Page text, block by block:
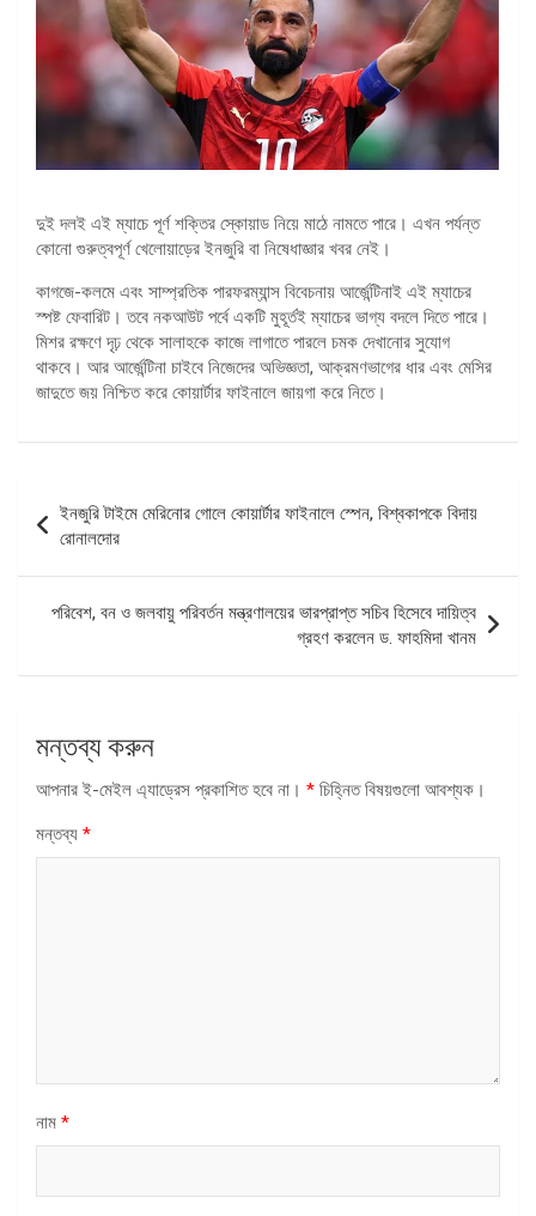
দুই দলই এই ম্যাচে পূর্ণ শক্তির স্কোয়াড নিয়ে মাঠে নামতে পারে। এখন পর্যন্ত
কোনো গুরুত্বপূর্ণ খেলোয়াড়ের ইনজুরি বা নিষেধাজ্ঞার খবর নেই।
কাগজে-কলমে এবং সাম্প্রতিক পারফরম্যান্স বিবেচনায় আর্জেন্টিনাই এই ম্যাচের
স্পষ্ট ফেবারিট। তবে নকআউট পর্বে একটি মুহূর্তই ম্যাচের ভাগ্য বদলে দিতে পারে।
মিশর রক্ষণে দৃঢ় থেকে সালাহকে কাজে লাগাতে পারলে চমক দেখানোর সুযোগ
থাকবে। আর আর্জেন্টিনা চাইবে নিজেদের অভিজ্ঞতা, আক্রমণভাগের ধার এবং মেসির
জাদুতে জয় নিশ্চিত করে কোয়ার্টার ফাইনালে জায়গা করে নিতে।
ন্যাভিগেশন
ইনজুরি টাইমে মেরিনোর গোলে কোয়ার্টার ফাইনালে স্পেন, বিশ্বকাপকে বিদায়
রোনালদোর
পরিবেশ, বন ও জলবায়ু পরিবর্তন মন্ত্রণালয়ের ভারপ্রাপ্ত সচিব হিসেবে দায়িত্ব
গ্রহণ করলেন ড. ফাহমিদা খানম
মন্তব্য করুন
আপনার ই-মেইল এ্যাড্রেস প্রকাশিত হবে না। * চিহ্নিত বিষয়গুলো আবশ্যক।
মন্তব্য *
নাম *